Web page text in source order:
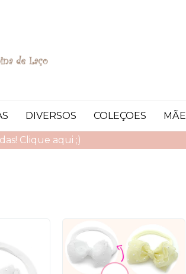
Clique aqui ;)
DIVERSOS COLEÇOES MÃE